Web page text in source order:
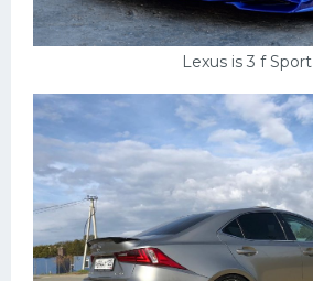
Lexus is 3 f Sport